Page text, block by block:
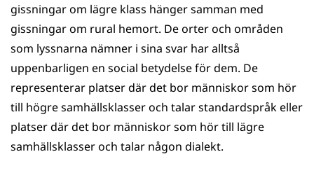
gissningar om lägre klass hänger samman med
gissningar om rural hemort. De orter och områden
som lyssnarna nämner i sina svar har alltså
uppenbarligen en social betydelse för dem. De
representerar platser där det bor människor som hör
till högre samhällsklasser och talar standardspråk eller
platser där det bor människor som hör till lägre
samhällsklasser och talar någon dialekt.